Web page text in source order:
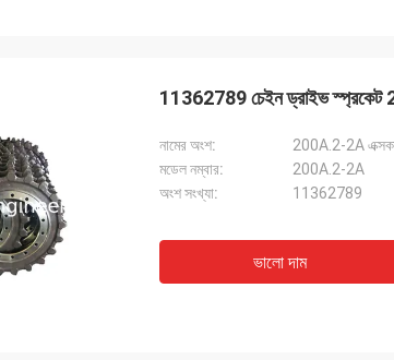
11362789 চেইন ড্রাইভ স্প্রকেট
নামের অংশ:
200A.2-2A
মডেল নম্বার:
200A.2-2A
অংশ সংখ্যা:
11362789
ভালো দাম